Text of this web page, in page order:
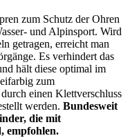
zum Schutz der Ohren
und Alpinsport. Wird
getragen, erreicht man
Es verhindert das
hält diese optimal im
zum
einen Klettverschluss
werden. Bundesweit
die mit
empfohlen.